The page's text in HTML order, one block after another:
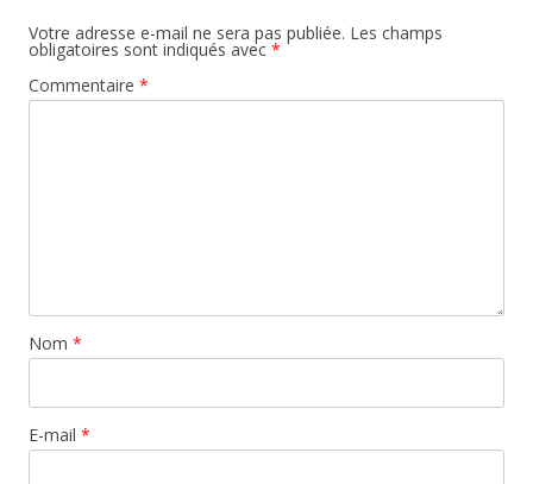
Votre adresse e-mail ne sera pas publiée. Les champs
obligatoires sont indiqués avec *
Commentaire *
Nom *
E-mail *